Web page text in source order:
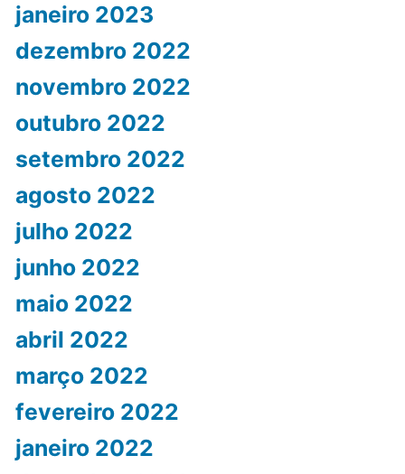
janeiro 2023
dezembro 2022
novembro 2022
outubro 2022
setembro 2022
agosto 2022
julho 2022
junho 2022
maio 2022
abril 2022
março 2022
fevereiro 2022
janeiro 2022